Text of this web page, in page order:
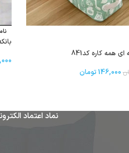
همه کاره کد841
146,000تومان
بانکه ۳ عددی پاشا
نماد اعتماد